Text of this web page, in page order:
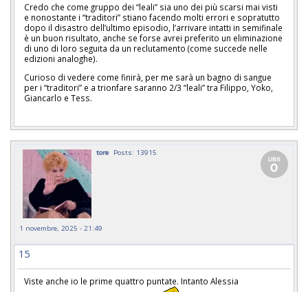
Credo che come gruppo dei “leali” sia uno dei più scarsi mai visti
e nonostante i “traditori” stiano facendo molti errori e sopratutto
dopo il disastro dell’ultimo episodio, l’arrivare intatti in semifinale
è un buon risultato, anche se forse avrei preferito un eliminazione
di uno di loro seguita da un reclutamento (come succede nelle
edizioni analoghe).
Curioso di vedere come finirà, per me sarà un bagno di sangue
per i “traditori” e a trionfare saranno 2/3 “leali” tra Filippo, Yoko,
Giancarlo e Tess.
tore Posts: 13915
1 novembre, 2025 - 21:49
15
Viste anche io le prime quattro puntate. Intanto Alessia